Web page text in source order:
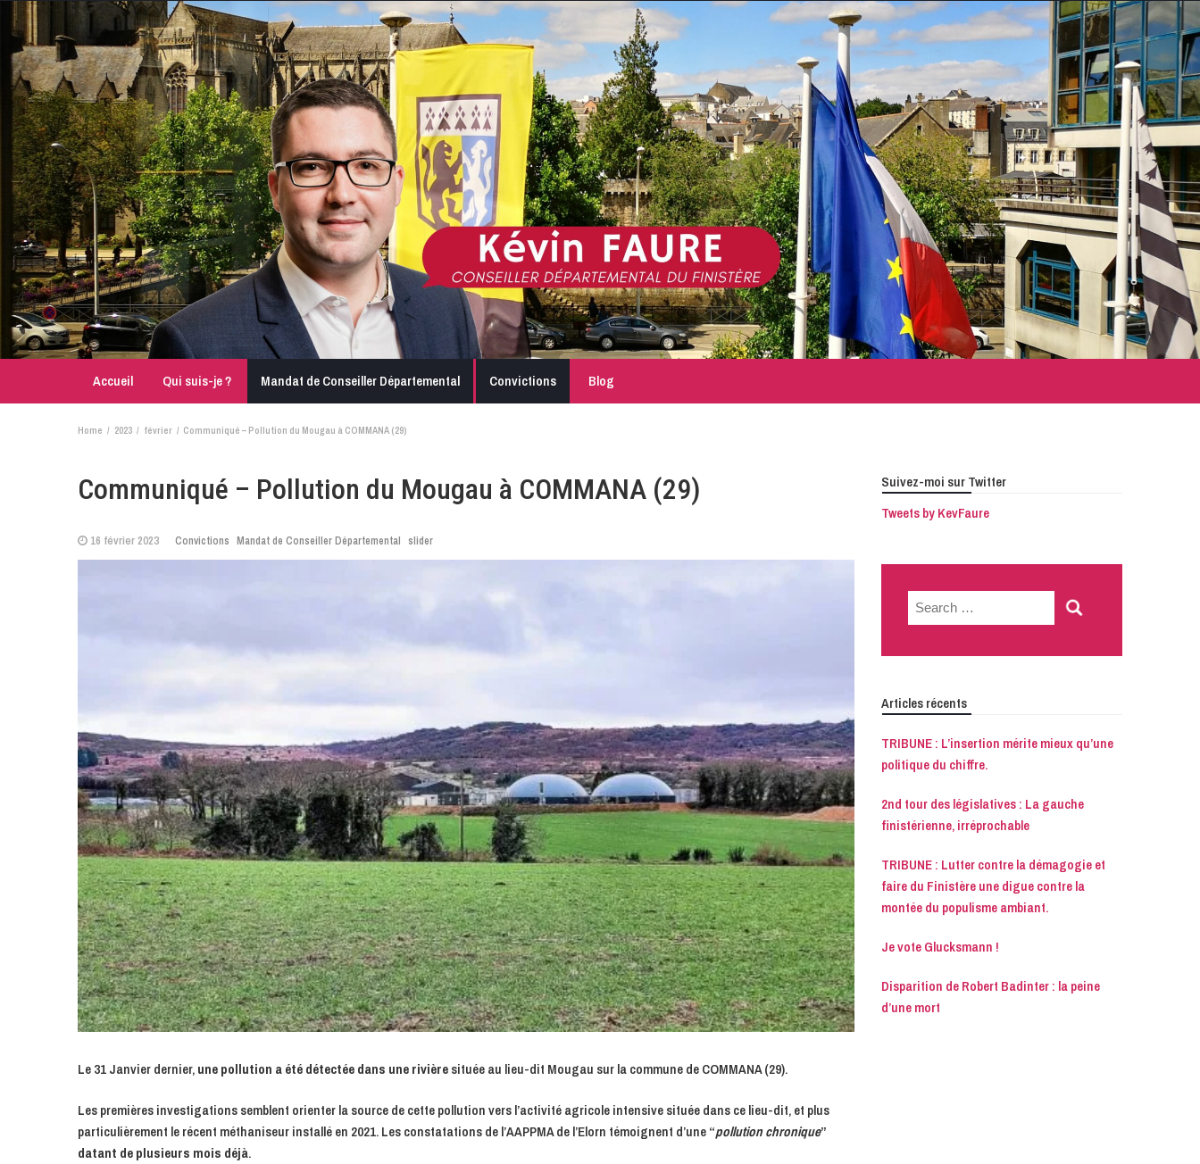
Accueil Qui suis-je ? Mandat de Conseiller Départemental Convictions Blog
Home 2023 février Communiqué – Pollution du Mougau à COMMANA (29)
Communiqué – Pollution du Mougau à COMMANA (29)
16 février 2023 Convictions Mandat de Conseiller Départemental slider
Le 31 Janvier dernier,une pollution a été détectée dans une rivièresituée au lieu-dit Mougau sur la commune de COMMANA (29).
Les premières investigations semblent orienter la source de cette pollution vers l’activité agricole intensive située dans ce lieu-dit, et plus
particulièrement le récent méthaniseur installé en 2021. Les constatations de l’AAPPMA de l’Elorn témoignent d’une“pollution chronique”
datant de plusieurs mois déjà.
Suivez-moi sur Twitter
Tweets by KevFaure
Search
for:
Articles récents
TRIBUNE : L’insertion mérite mieux qu’une
politique du chiffre.
2nd tour des législatives : La gauche
finistérienne, irréprochable
TRIBUNE : Lutter contre la démagogie et
faire du Finistère une digue contre la
montée du populisme ambiant.
Je vote Glucksmann !
Disparition de Robert Badinter : la peine
d’une mort